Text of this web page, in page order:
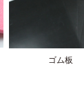
ゴム板